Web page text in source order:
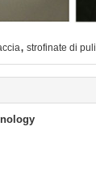
, strofinate di